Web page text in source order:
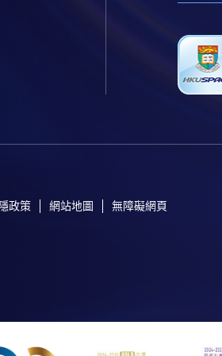
政策 網站地圖 無障礙網頁